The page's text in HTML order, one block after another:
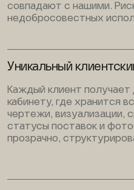
совпадают с нашими.
недобросовестных
Уникальный
Каждый клиент получает
кабинету, где хранится
чертежи, визуализации,
статусы поставок и
прозрачно,